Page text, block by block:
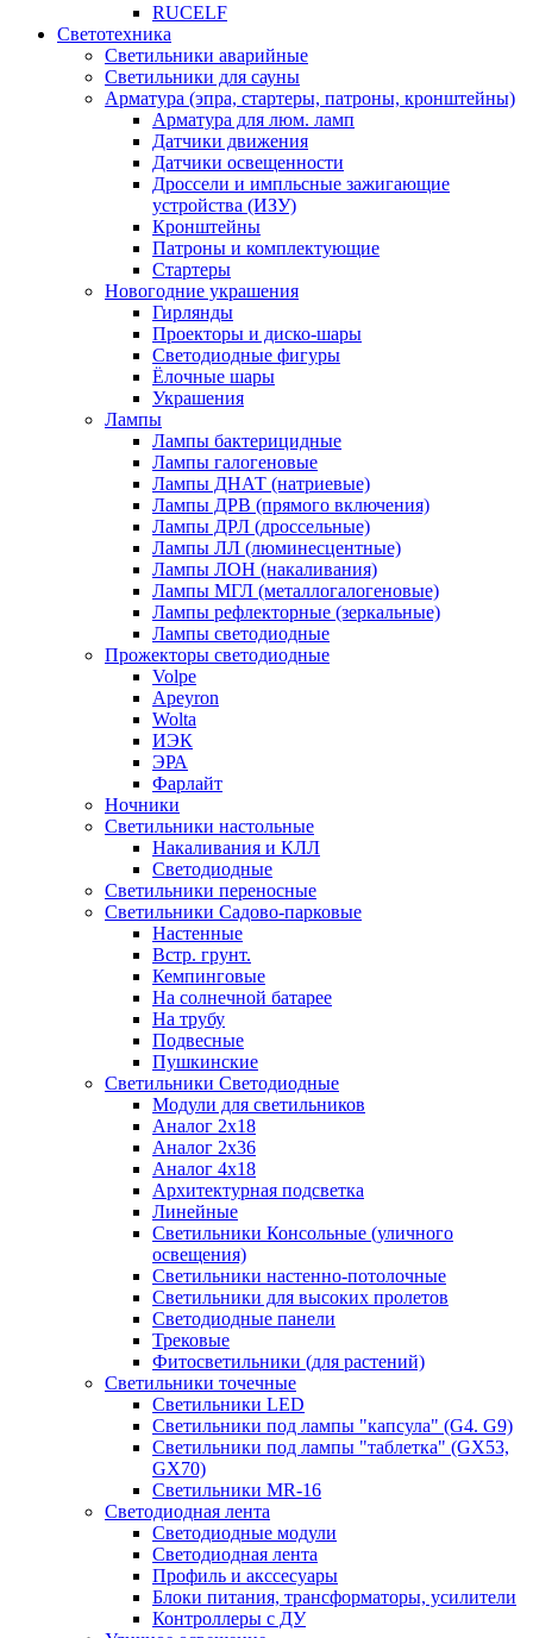
RUCELF
Светотехника
Светильники аварийные
Светильники для сауны
Арматура (эпра, стартеры, патроны, кронштейны)
Арматура для люм. ламп
Датчики движения
Датчики освещенности
Дроссели и импльсные зажигающие
устройства (ИЗУ)
Кронштейны
Патроны и комплектующие
Стартеры
Новогодние украшения
Гирлянды
Проекторы и диско-шары
Светодиодные фигуры
Ёлочные шары
Украшения
Лампы
Лампы бактерицидные
Лампы галогеновые
Лампы ДНАТ (натриевые)
Лампы ДРВ (прямого включения)
Лампы ДРЛ (дроссельные)
Лампы ЛЛ (люминесцентные)
Лампы ЛОН (накаливания)
Лампы МГЛ (металлогалогеновые)
Лампы рефлекторные (зеркальные)
Лампы светодиодные
Прожекторы светодиодные
Volpe
Apeyron
Wolta
ИЭК
ЭРА
Фарлайт
Ночники
Светильники настольные
Накаливания и КЛЛ
Светодиодные
Светильники переносные
Светильники Садово-парковые
Настенные
Встр. грунт.
Кемпинговые
На солнечной батарее
На трубу
Подвесные
Пушкинские
Светильники Светодиодные
Модули для светильников
Аналог 2х18
Аналог 2х36
Аналог 4х18
Архитектурная подсветка
Линейные
Светильники Консольные (уличного
освещения)
Светильники настенно-потолочные
Светильники для высоких пролетов
Светодиодные панели
Трековые
Фитосветильники (для растений)
Светильники точечные
Светильники LED
Светильники под лампы "капсула" (G4. G9)
Светильники под лампы "таблетка" (GX53,
GX70)
Светильники MR-16
Светодиодная лента
Светодиодные модули
Светодиодная лента
Профиль и акссесуары
Блоки питания, трансформаторы, усилители
Контроллеры с ДУ